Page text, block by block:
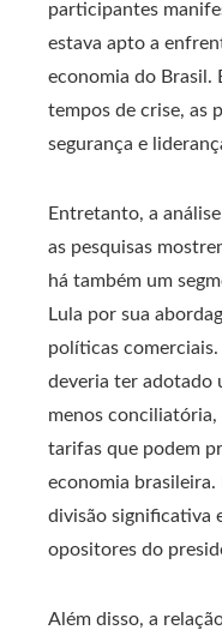
participantes
estava apto a
economia do Brasil.
tempos de crise, as
segurança e
Entretanto, a
as pesquisas
há também um
Lula por sua
políticas
deveria ter adotado
menos conciliatória,
tarifas que podem
economia brasileira.
divisão significativa
opositores do
Além disso, a